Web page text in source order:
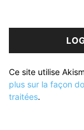
Ce site utilise
plus sur la façon
traitées.